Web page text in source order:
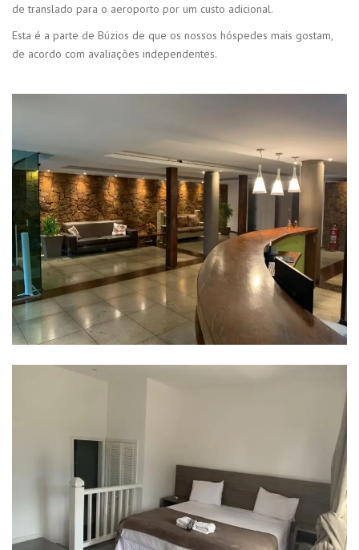
de translado para o aeroporto por um custo adicional.
Esta é a parte de Búzios de que os nossos hóspedes mais gostam,
de acordo com avaliações independentes.